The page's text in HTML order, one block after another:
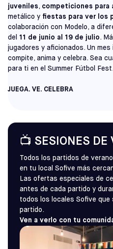
juveniles, competiciones para
metálico y fiestas para ver los
colaboración con Modelo, a
del 11 de junio al 19 de julio.
jugadores y aficionados. Un
compite, anima y celebra. Sea
para ti en el Summer Fútbol Fest.
JUEGA. VE. CELEBRA
📺 SESIONES DE
Todos los partidos de
en tu local Sofive más
Las ofertas especiales de
antes de cada partido y
todos los locales Sofive que
partido.
Ven a verlo con tu